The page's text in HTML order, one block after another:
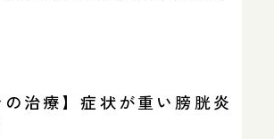
の治療】症状が重い膀胱炎